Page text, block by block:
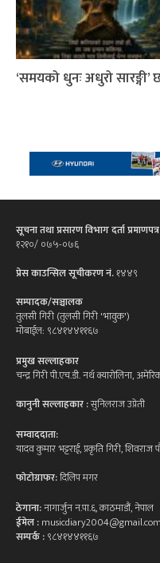
‘समयको धुनः अधुरो सारङ्गी’
सूचना तथा प्रसारण विभाग दर्ता
१२१०/ ०७५-०७६
प्रेस काउन्सिल सूचीकरण नं.१४४९
सम्पादक/सञ्चालक
तुलसी गिरी (तुलसी गिरी 'भावुक')
मोबाईल: ९८४१४४११६७
प्रमुख सल्लाहकार
चन्द्र गिरी पी.एच.डी. नर्थ क्यारोलिना,
कानुनी सल्लाहकार :सुनिलराज उप्रेती
सम्वाददाता:
यादव कुमार भट्टराई, प्रकृति गिरी, शिवराज
फोटोग्राफर:दिलिप मगर
ठेगाना:नागार्जुन न.पा.६, काठमाडौं, नेपाल
ईमेल :musicdiary2004@gmail.com
सम्पर्क :९८४१४४११६७